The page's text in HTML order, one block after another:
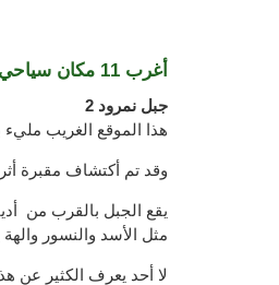
أغرب 11 مكان سياحي لم تسمع عنهم في تركيا
2 جبل نمرود
هذا الموقع الغريب مليء
وقد تم أكتشاف مقبرة
يقع الجبل بالقرب من
مثل الأسد والنسور والهة
لا أحد يعرف الكثير عن